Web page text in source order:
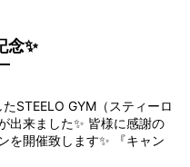
念✨
STEELO GYM（スティーロ
出来ました✨ 皆様に感謝の
を開催致します✨ 『キャン